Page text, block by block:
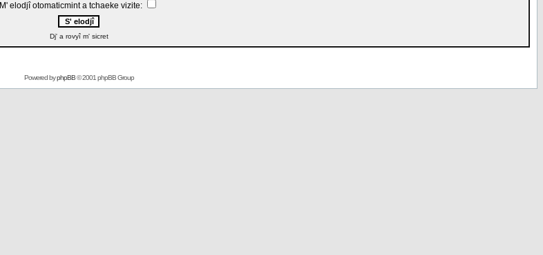
M' elodjî otomaticmint a tchaeke vizite:
Dj' a rovyî m' sicret
Powered byphpBB© 2001 phpBB Group